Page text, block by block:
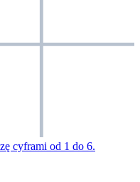
cyframi od 1 do 6.